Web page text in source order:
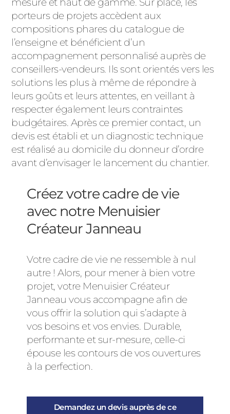
porteurs de projets accèdent aux
compositions phares du catalogue de
l’enseigne et bénéficient d’un
accompagnement personnalisé auprès de
conseillers-vendeurs. Ils sont orientés vers les
solutions les plus à même de répondre à
leurs goûts et leurs attentes, en veillant à
respecter également leurs contraintes
budgétaires. Après ce premier contact, un
devis est établi et un diagnostic technique
est réalisé au domicile du donneur d’ordre
avant d’envisager le lancement du chantier.
Créez votre cadre de vie
avec notre Menuisier
Créateur Janneau
Votre cadre de vie ne ressemble à nul
autre ! Alors, pour mener à bien votre
projet, votre Menuisier Créateur
Janneau vous accompagne afin de
vous offrir la solution qui s’adapte à
vos besoins et vos envies. Durable,
performante et sur-mesure, celle-ci
épouse les contours de vos ouvertures
à la perfection.
Demandez un devis auprès de ce